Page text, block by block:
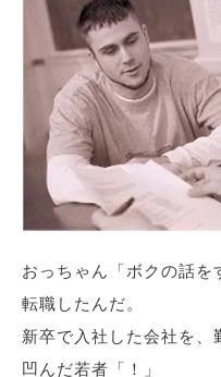
おっちゃん「ボクの話
転職したんだ。
新卒で入社した会社を、
凹んだ若者「！」